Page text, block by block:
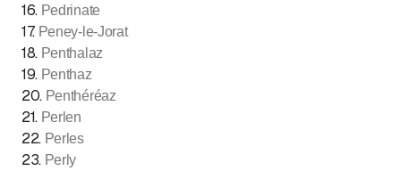
16. Pedrinate
17. Peney-le-Jorat
18. Penthalaz
19. Penthaz
20. Penthéréaz
21. Perlen
22. Perles
23. Perly